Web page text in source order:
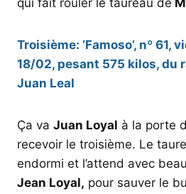
qui fait rouler le taureau de
Troisième: ‘Famoso’, nº 61,
18/02, pesant 575 kilos, du
Juan Leal
Ça va Juan Loyal à la porte
recevoir le troisième. Le
endormi et l’attend avec
Jean Loyal, pour sauver le